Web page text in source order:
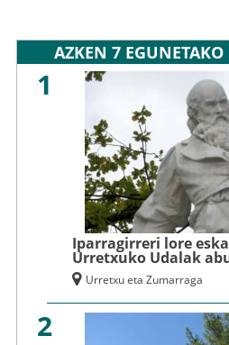
AZKEN 7
1
Iparragirreri lore
Urretxuko Udalak
Urretxu eta Zumarraga
2